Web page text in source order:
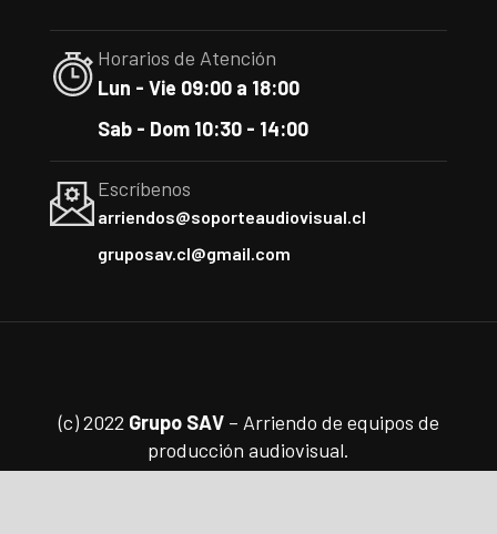
Horarios de Atención
Lun - Vie 09:00 a 18:00
Sab - Dom 10:30 - 14:00
Escríbenos
arriendos@soporteaudiovisual.cl
gruposav.cl@gmail.com
(c) 2022 Grupo SAV– Arriendo de equipos de
producción audiovisual.